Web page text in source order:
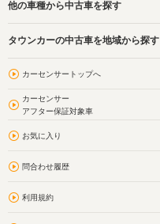
他の車種から中古車を探す
タウンカーの中古車を地域から探す
カーセンサートップへ
カーセンサー
アフター保証対象車
お気に入り
問合わせ履歴
利用規約